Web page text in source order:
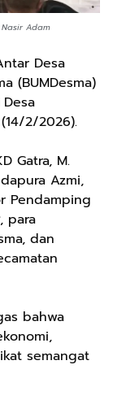
Nasir Adam
Desa
(BUMDesma)
2/2026).
Gatra, M.
Azmi,
Pendamping
para
dan
bahwa
semangat